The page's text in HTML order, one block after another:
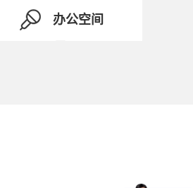
办公空间